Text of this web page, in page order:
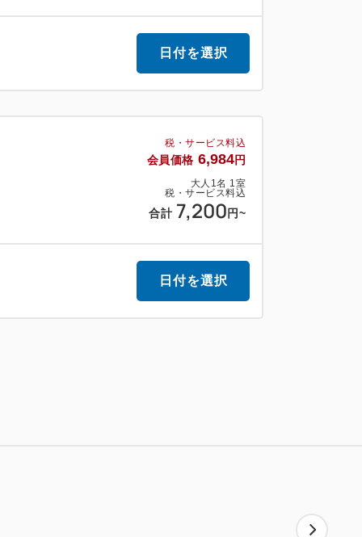
ターネットが無料でご利用いただけま
って繋がりにくい場合もございます
せん。
隣のコインパーキングをご紹介する可能
って造営。
日付を選択
税・サービス料込
会員価格 6,984円
大人 1名 1室
税・サービス料込
合計 7,200 円~
日付を選択